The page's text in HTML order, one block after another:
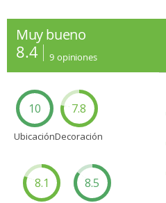
Muy bueno
8.4 9 opiniones
10
Ubicación
7.8
Decoración
8.1 8.5